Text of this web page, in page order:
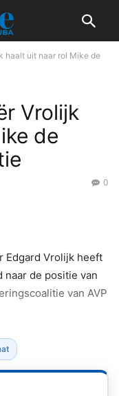
haalt uit naar rol Mike de
Vrolijk
de
0
Edgard Vrolijk heeft
naar de positie van
van AVP